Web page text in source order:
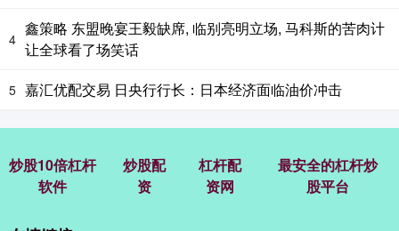
4
鑫策略 东盟晚宴王毅缺席, 临别亮明立场, 马科斯的苦肉计
让全球看了场笑话
5 嘉汇优配交易 日央行行长：日本经济面临油价冲击
炒股10倍杠杆
软件
炒股配
资
杠杆配
资网
最安全的杠杆炒
股平台